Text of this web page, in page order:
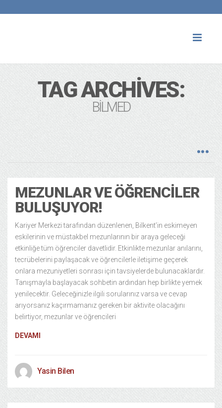
TAG ARCHIVES:
BILMED
MEZUNLAR VE ÖĞRENCILER
BULUŞUYOR!
Kariyer Merkezi tarafından düzenlenen, Bilkent’in eskimeyen
eskilerinin ve müstakbel mezunlarının bir araya geleceği
etkinliğe tüm öğrenciler davetlidir. Etkinlikte mezunlar anılarını,
tecrübelerini paylaşacak ve öğrencilerle iletişime geçerek
onlara mezuniyetleri sonrası için tavsiyelerde bulunacaklardır.
Tanışmayla başlayacak sohbetin ardından hep birlikte yemek
yenilecektir. Geleceğinizle ilgili sorularınız varsa ve cevap
arıyorsanız kaçırmamanız gereken bir aktivite olacağını
belirtiyor, mezunlar ve öğrencileri
DEVAMI
Yasin Bilen